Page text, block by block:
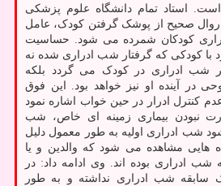
استاد تمام دانشگاه علوم پزشکی
صحیح از پوشک گرفتن کودک، عامل
کودکان شمرده می شود. حساسیت
با کودکی که گرفتار شب ادراری شده نه
شب ادراری در کودک می گردد بلکه
در آینده او نیز خواهد بود. این فوق
کنترل ادرار در حین خواب اشاره نمود
نبودن بیماری زمینه ای خاص، شب
شب ادراری اولیه به طور معمول دلیل
هایی مشاهده می شود که والدین و یا
شب ادراری بوده اند. وی ادامه داد: در
سابقه شب ادراری نداشته و به طور